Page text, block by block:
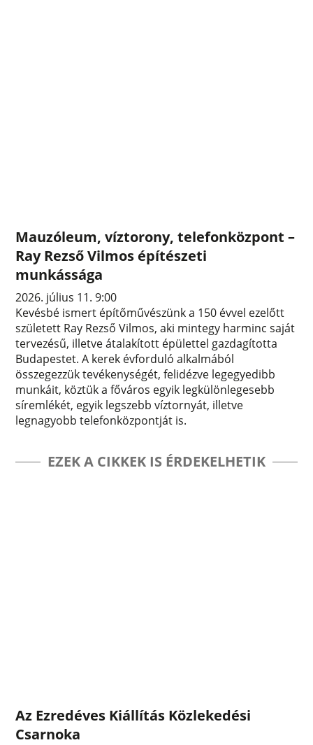
Mauzóleum, víztorony, telefonközpont –
Ray Rezső Vilmos építészeti
munkássága
2026. július 11. 9:00
Kevésbé ismert építőművészünk a 150 évvel ezelőtt
született Ray Rezső Vilmos, aki mintegy harminc saját
tervezésű, illetve átalakított épülettel gazdagította
Budapestet. A kerek évforduló alkalmából
összegezzük tevékenységét, felidézve legegyedibb
munkáit, köztük a főváros egyik legkülönlegesebb
síremlékét, egyik legszebb víztornyát, illetve
legnagyobb telefonközpontját is.
EZEK A CIKKEK IS ÉRDEKELHETIK
Az Ezredéves Kiállítás Közlekedési
Csarnoka